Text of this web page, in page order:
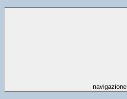
navigazione